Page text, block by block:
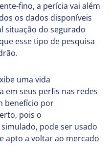
fino, a perícia vai além
os dados disponíveis
situação do segurado
esse tipo de pesquisa
uma vida
em seus perfis nas redes
benefício por
pois o
pode ser usado
apto a voltar ao mercado